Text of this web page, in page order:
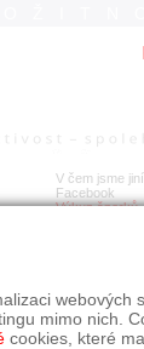
V čem jsme
Facebook
Výkup šperků
Glückaufová
mimo nich.
cookies, které